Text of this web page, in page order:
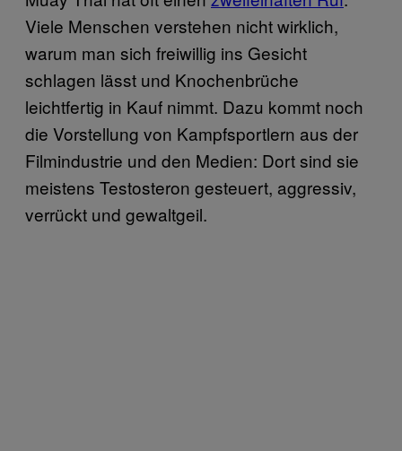
Viele Menschen verstehen nicht wirklich,
warum man sich freiwillig ins Gesicht
schlagen lässt und Knochenbrüche
leichtfertig in Kauf nimmt. Dazu kommt noch
die Vorstellung von Kampfsportlern aus der
Filmindustrie und den Medien: Dort sind sie
meistens Testosteron gesteuert, aggressiv,
verrückt und gewaltgeil.